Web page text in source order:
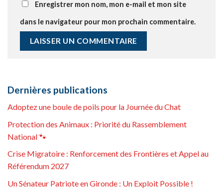
Enregistrer mon nom, mon e-mail et mon site
dans le navigateur pour mon prochain commentaire.
Dernières publications
Adoptez une boule de poils pour la Journée du Chat
Protection des Animaux : Priorité du Rassemblement
National 🐾
Crise Migratoire : Renforcement des Frontières et Appel au
Référendum 2027
Un Sénateur Patriote en Gironde : Un Exploit Possible !